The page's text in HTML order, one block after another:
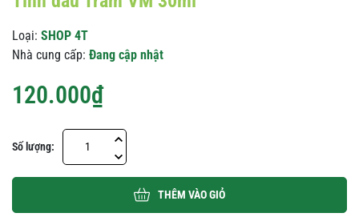
Loại: SHOP 4T
Nhà cung cấp: Đang cập nhật
120.000₫
Số lượng:
THÊM VÀO GIỎ